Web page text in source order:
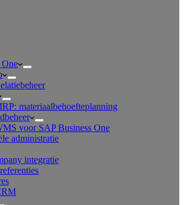
One
materiaalbehoefteplanning
voor SAP Business One
administratie
integratie